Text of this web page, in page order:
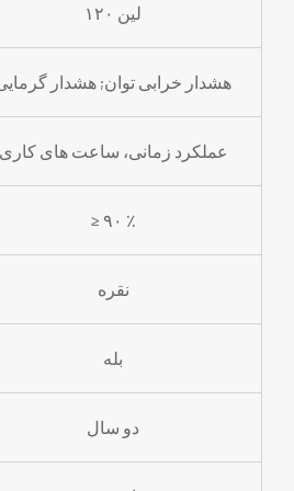
۱۲۰ لین
هشدار خرابی توان; هشدار
عملکرد زمانی، ساعت های کاری
≥ ۹۰ ٪
نقره
بله
دو سال